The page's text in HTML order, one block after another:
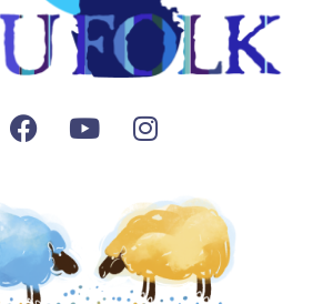
Facebook
YoutubeInstagram